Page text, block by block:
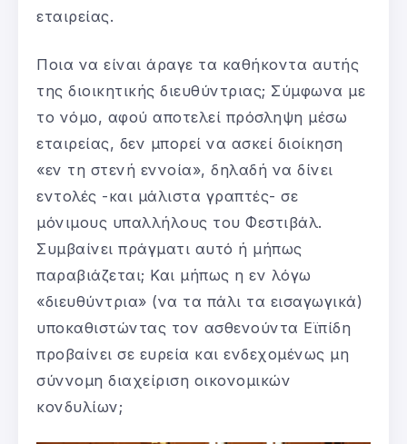
εταιρείας.
Ποια να είναι άραγε τα καθήκοντα αυτής
της διοικητικής διευθύντριας; Σύμφωνα με
το νόμο, αφού αποτελεί πρόσληψη μέσω
εταιρείας, δεν μπορεί να ασκεί διοίκηση
«εν τη στενή εννοία», δηλαδή να δίνει
εντολές -και μάλιστα γραπτές- σε
μόνιμους υπαλλήλους του Φεστιβάλ.
Συμβαίνει πράγματι αυτό ή μήπως
παραβιάζεται; Και μήπως η εν λόγω
«διευθύντρια» (να τα πάλι τα εισαγωγικά)
υποκαθιστώντας τον ασθενούντα Εϊπίδη
προβαίνει σε ευρεία και ενδεχομένως μη
σύννομη διαχείριση οικονομικών
κονδυλίων;